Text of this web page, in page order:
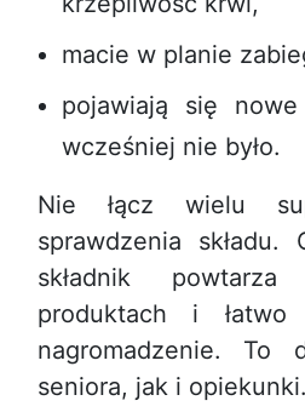
macie w planie
pojawiają się
wcześniej nie było.
Nie łącz wielu
sprawdzenia składu.
składnik
produktach i łatwo
nagromadzenie. To
seniora, jak i opiekunki.